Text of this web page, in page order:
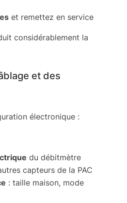
et remettez en service
considérablement la
et des
électronique :
du débitmètre
capteurs de la PAC
: taille maison, mode